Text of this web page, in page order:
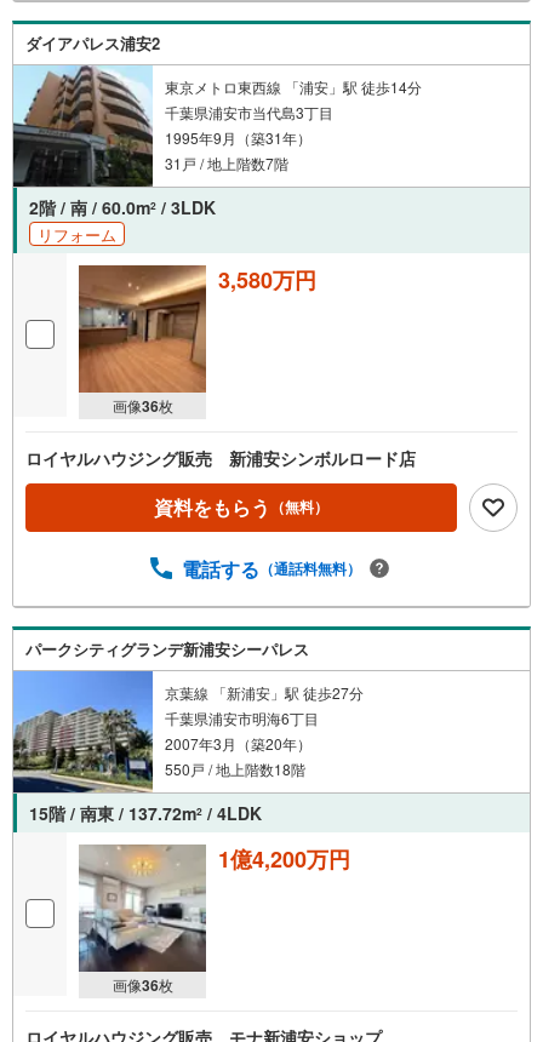
ダイアパレス浦安2
東京メトロ東西線 「浦安」駅 徒歩14分
千葉県浦安市当代島3丁目
1995年9月（築31年）
31戸 / 地上階数7階
2階 / 南 / 60.0m2 / 3LDK
リフォーム
画像36枚
3,580万円
ロイヤルハウジング販売 新浦安シンボルロード店
資料をもらう （無料）
電話する （通話料無料）
パークシティグランデ新浦安シーパレス
京葉線 「新浦安」駅 徒歩27分
千葉県浦安市明海6丁目
2007年3月（築20年）
550戸 / 地上階数18階
15階 / 南東 / 137.72m2 / 4LDK
画像36枚
1億4,200万円
ロイヤルハウジング販売 モナ新浦安ショップ